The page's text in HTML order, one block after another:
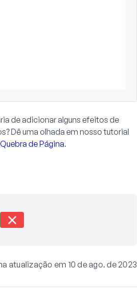
de adicionar alguns efeitos de
Dê uma olhada em nosso tutorial
de Página.
atualização em 10 de ago. de 2023